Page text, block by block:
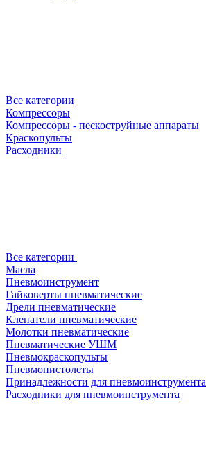
Все категории
Компрессоры
Компрессоры - пескоструйные аппараты
Краскопульты
Расходники
Все категории
Масла
Пневмоинструмент
Гайковерты пневматические
Дрели пневматические
Клепатели пневматические
Молотки пневматические
Пневматические УШМ
Пневмокраскопульты
Пневмопистолеты
Принадлежности для пневмоинструмента
Расходники для пневмоинструмента